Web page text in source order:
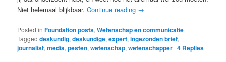
Niet helemaal blijkbaar.Continue reading →
Posted in Foundation posts,Wetenschap en communicatie |
Tagged deskundig,deskundige,expert,ingezonden brief,
journalist,media,pesten,wetenschap,wetenschapper |4 Replies